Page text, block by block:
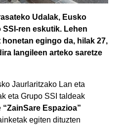
Udalak, Eusko
ren eskutik. Lehen
egingo da, hilak 27,
langileen arteko saretze
Jaurlaritzako Lan eta
eta Grupo SSI taldeak
“ZainSare Espazioa”
egiten dituzten